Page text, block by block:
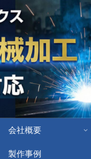
会社概要
製作事例